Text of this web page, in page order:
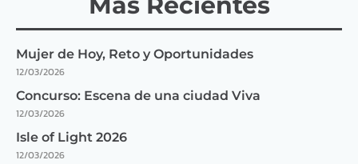
Mujer de Hoy, Reto y Oportunidades
12/03/2026
Concurso: Escena de una ciudad Viva
12/03/2026
Isle of Light 2026
12/03/2026